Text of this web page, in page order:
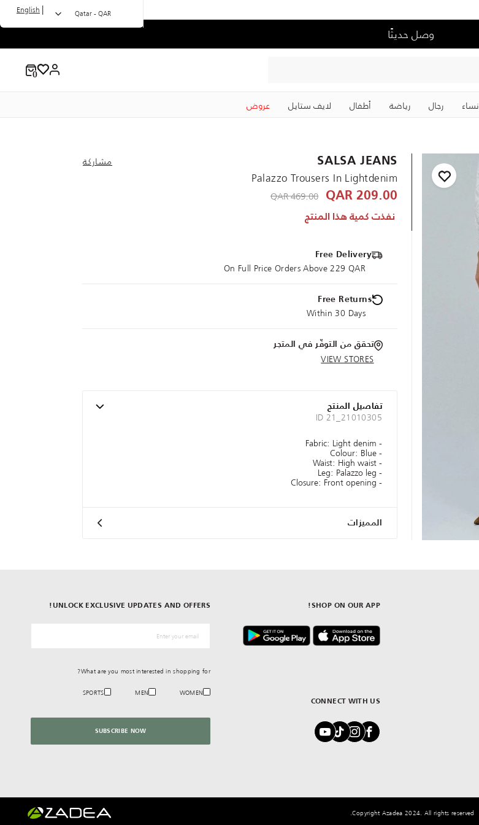
وصل حديثًا
نساء رجال رياضة ‏أطفال لايف ستايل عروض
Qatar - QAR
|
English
SALSA JEANS مشاركة
Palazzo Trousers In Lightdenim
209.00 QAR
Price reduced from
469.00 QAR
to 209.00 QAR
نفذت كمية هذا المنتج
Free Delivery
On Full Price Orders Above 229 QAR
Free Returns
Within 30 Days
تحقق من التوفّر في المتجر
VIEW STORES
تفاصيل المنتج
ID 21_21010305
- Fabric: Light denim
- Colour: Blue
- Waist: High waist
- Leg: Palazzo leg
- Closure: Front opening
المميزات
CONNECT WITH US
SHOP ON OUR APP!
UNLOCK EXCLUSIVE UPDATES AND OFFERS!
What are you most interested in shopping for?
WOMEN
MEN
SPORTS
SUBSCRIBE NOW
Copyright Azadea 2024. All rights reserved.